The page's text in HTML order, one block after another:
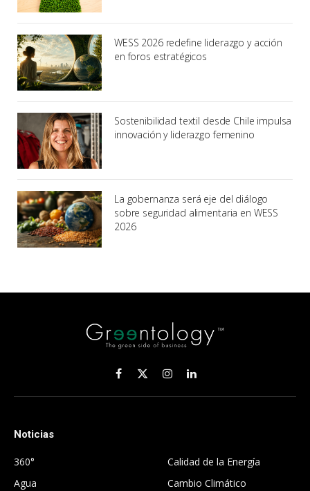
WESS 2026 redefine liderazgo y acción
en foros estratégicos
Sostenibilidad textil desde Chile impulsa
innovación y liderazgo femenino
La gobernanza será eje del diálogo
sobre seguridad alimentaria en WESS
2026
Facebook
X
(Twitter)
InstagramLinkedIn
Noticias
360°
Agua
Calidad de la Energía
Cambio Climático